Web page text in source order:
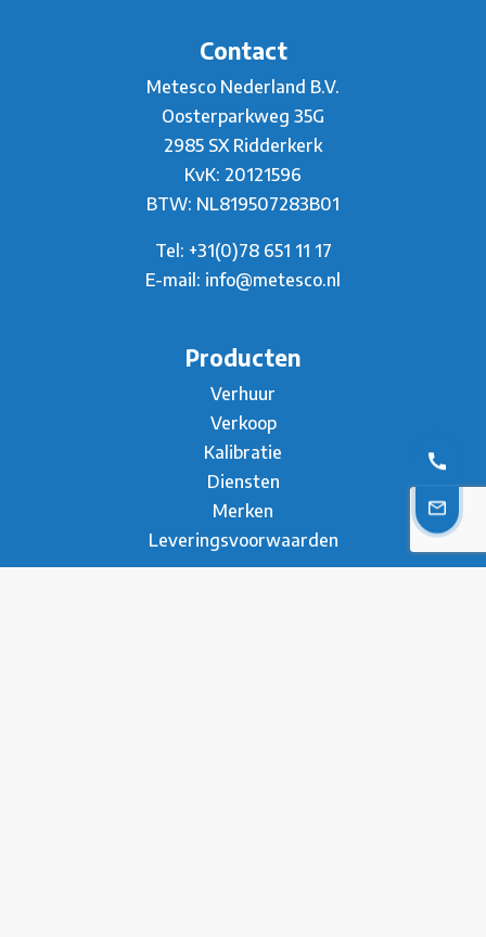
Contact
Metesco Nederland B.V.
Oosterparkweg 35G
2985 SX Ridderkerk
KvK: 20121596
BTW: NL819507283B01
Tel: +31(0)78 651 11 17
E-mail: info@metesco.nl
Producten
Verhuur
Verkoop
Kalibratie
Diensten
Merken
Leveringsvoorwaarden